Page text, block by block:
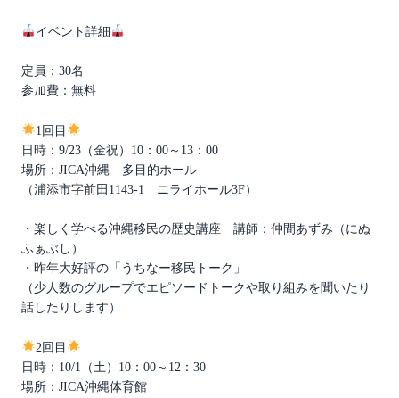
イベント詳細
定員：30名
参加費：無料
1回目
日時：9/23（金祝）10：00～13：00
場所：JICA沖縄 多目的ホール
（浦添市字前田1143-1 ニライホール3F）
・楽しく学べる沖縄移民の歴史講座 講師：仲間あずみ（にぬ
ふぁぶし）
・昨年大好評の「うちなー移民トーク」
（少人数のグループでエピソードトークや取り組みを聞いたり
話したりします）
2回目
日時：10/1（土）10：00～12：30
場所：JICA沖縄体育館